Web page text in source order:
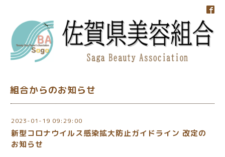
組合からのお知らせ
2023-01-19 09:29:00
新型コロナウイルス感染拡大防止ガイドライン 改定の
お知らせ